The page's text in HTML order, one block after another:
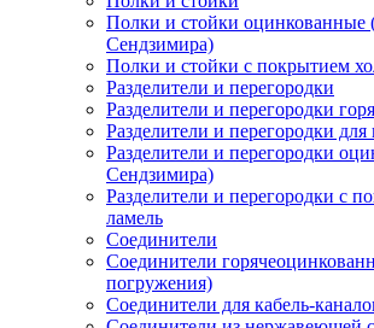
Полки и стойки оцинкованные
Сендзимира)
Полки и стойки с покрытием
Разделители и перегородки
Разделители и перегородки
Разделители и перегородки для
Разделители и перегородки
Сендзимира)
Разделители и перегородки с
ламель
Соединители
Соединители
погружения)
Соединители для кабель-